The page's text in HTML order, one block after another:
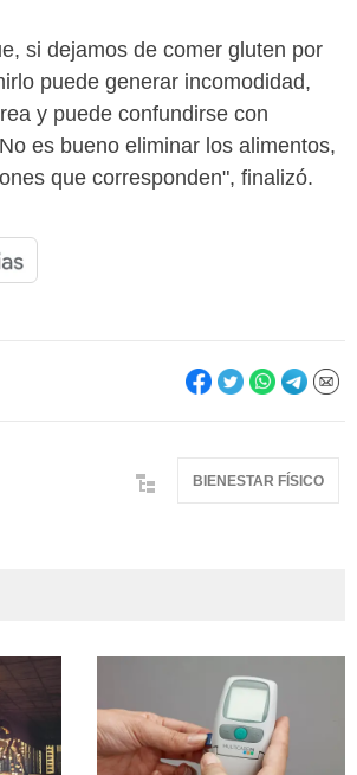
si dejamos de comer gluten por
puede generar incomodidad,
y puede confundirse con
es bueno eliminar los alimentos,
que corresponden", finalizó.
BIENESTAR FÍSICO